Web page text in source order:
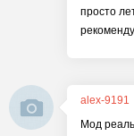
просто
alex-9191
Мод